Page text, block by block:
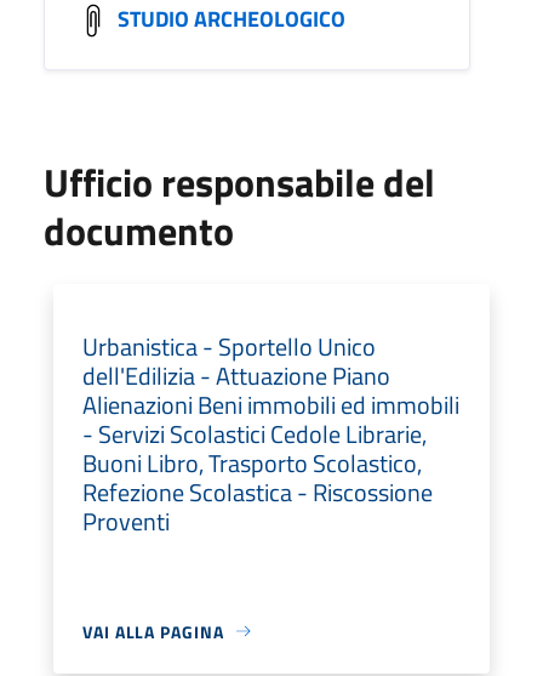
STUDIO ARCHEOLOGICO
Ufficio responsabile del
documento
Urbanistica - Sportello Unico
dell'Edilizia - Attuazione Piano
Alienazioni Beni immobili ed immobili
- Servizi Scolastici Cedole Librarie,
Buoni Libro, Trasporto Scolastico,
Refezione Scolastica - Riscossione
Proventi
VAI ALLA PAGINA